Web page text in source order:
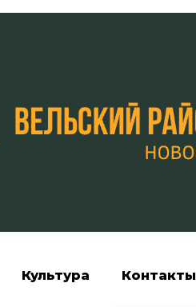
Культура Контакты